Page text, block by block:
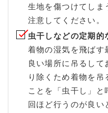
生地を傷つけてしま
注意してください。
虫干しなどの定期的
着物の湿気を飛ばす
良い場所に吊るして
り除くため着物を
ことを「虫干し」
回ほど行うのが良